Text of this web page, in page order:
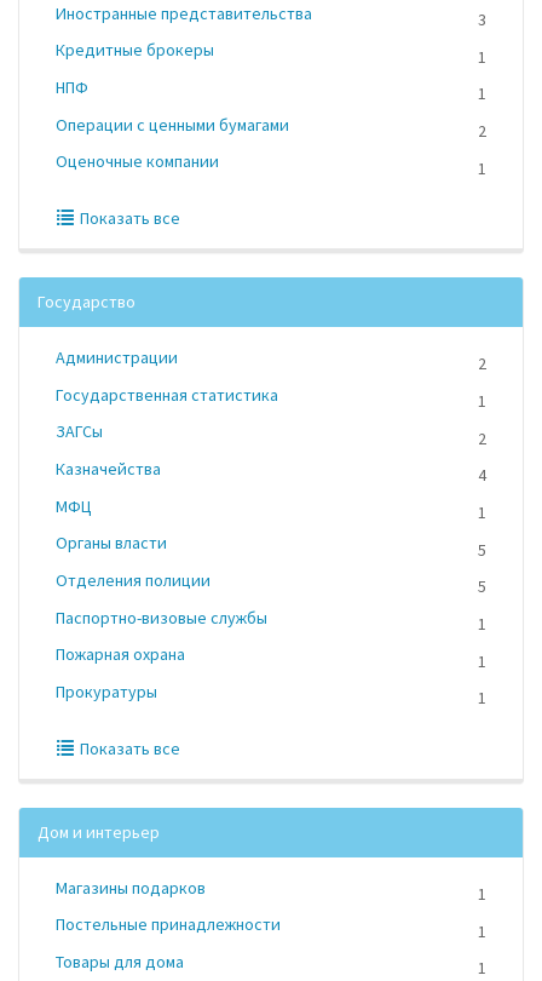
Иностранные представительства
3
Кредитные брокеры
1
НПФ
1
Операции с ценными бумагами
2
Оценочные компании
1
Показать все
Государство
Администрации
2
Государственная статистика
1
ЗАГСы
2
Казначейства
4
МФЦ
1
Органы власти
5
Отделения полиции
5
Паспортно-визовые службы
1
Пожарная охрана
1
Прокуратуры
1
Показать все
Дом и интерьер
Магазины подарков
1
Постельные принадлежности
1
Товары для дома
1